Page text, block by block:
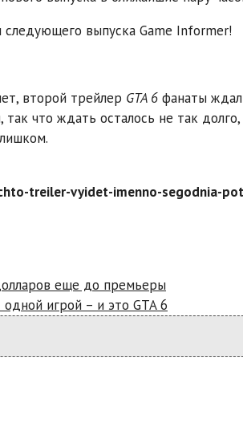
выпуска Game Informer!
второй трейлер GTA 6 фанаты
что ждать осталось не так
treiler-vyidet-imenno-segodnia-
еще до премьеры
игрой – и это GTA 6